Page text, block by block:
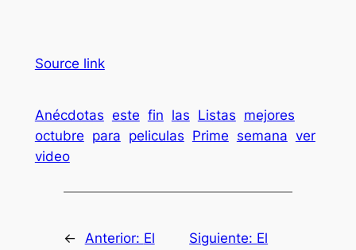
Source link
Anécdotas este fin las Listas mejores
octubre para peliculas Prime semana ver
video
← Anterior: El
Siguiente: El